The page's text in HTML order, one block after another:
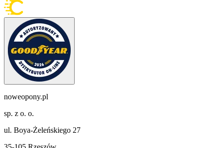
noweopony.pl
sp. z o. o.
ul. Boya-Żeleńskiego 27